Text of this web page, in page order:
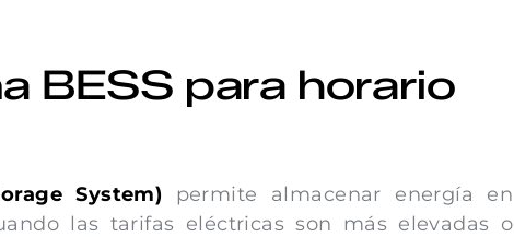
BESS para horario
System) permite almacenar energía en
las tarifas eléctricas son más elevadas o